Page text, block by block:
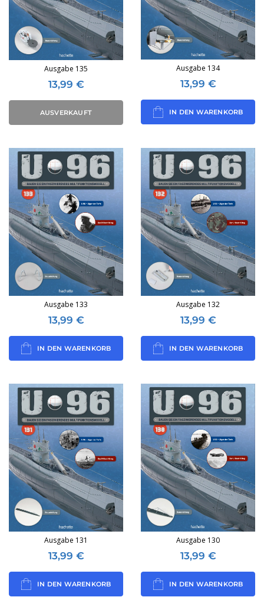
Ausgabe 135
13,99 €
AUSVERKAUFT
Ausgabe 134
13,99 €
IN DEN WARENKORB
Ausgabe 133
13,99 €
IN DEN WARENKORB
Ausgabe 132
13,99 €
IN DEN WARENKORB
Ausgabe 131
13,99 €
IN DEN WARENKORB
Ausgabe 130
13,99 €
IN DEN WARENKORB